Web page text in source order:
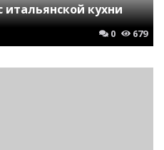
кухни
0 679